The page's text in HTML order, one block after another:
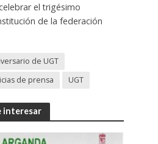
el trigésimo
de la federación
de UGT
de prensa UGT
interesar